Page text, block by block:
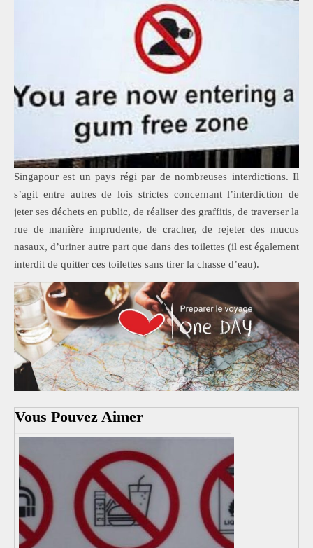
Singapour est un pays régi par de nombreuses interdictions. Il
s’agit entre autres de lois strictes concernant l’interdiction de
jeter ses déchets en public, de réaliser des graffitis, de traverser la
rue de manière imprudente, de cracher, de rejeter des mucus
nasaux, d’uriner autre part que dans des toilettes (il est également
interdit de quitter ces toilettes sans tirer la chasse d’eau).
Vous Pouvez Aimer